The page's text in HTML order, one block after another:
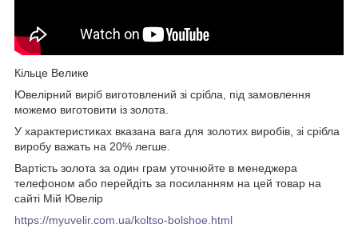
Кільце Велике
Ювелірний виріб виготовлений зі срібла, під замовлення
можемо виготовити із золота.
У характеристиках вказана вага для золотих виробів, зі срібла
виробу важать на 20% легше.
Вартість золота за один грам уточнюйте в менеджера
телефоном або перейдіть за посиланням на цей товар на
сайті Мій Ювелір
https://myuvelir.com.ua/koltso-bolshoe.html